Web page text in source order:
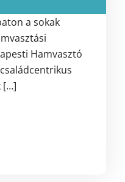
a sokak
Hamvasztó
[…]